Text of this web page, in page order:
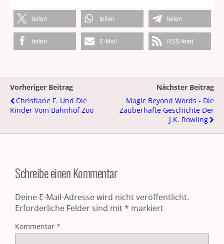
teilen teilen teilen
teilen E-Mail RSS-feed
Vorheriger Beitrag
Christiane F. Und Die
Kinder Vom Bahnhof Zoo
Nächster Beitrag
Magic Beyond Words - Die
Zauberhafte Geschichte Der
J.K. Rowling
Schreibe einen Kommentar
Deine E-Mail-Adresse wird nicht veröffentlicht.
Erforderliche Felder sind mit* markiert
Kommentar *